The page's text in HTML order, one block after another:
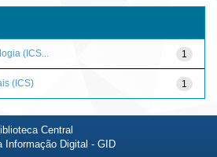
1
(ICS...
1
(ICS)
Central
Informação Digital - GID